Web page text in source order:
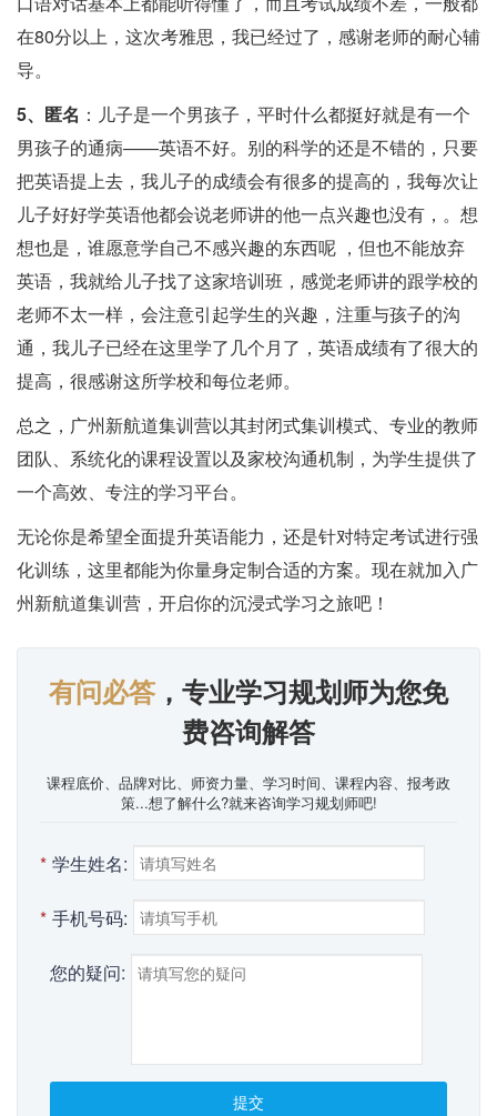
在80分以上，这次考雅思，我已经过了，感谢老师的耐心辅
导。
5、匿名 ：儿子是一个男孩子，平时什么都挺好就是有一个
男孩子的通病——英语不好。别的科学的还是不错的，只要
把英语提上去，我儿子的成绩会有很多的提高的，我每次让
儿子好好学英语他都会说老师讲的他一点兴趣也没有，。想
想也是，谁愿意学自己不感兴趣的东西呢 ，但也不能放弃
英语，我就给儿子找了这家培训班，感觉老师讲的跟学校的
老师不太一样，会注意引起学生的兴趣，注重与孩子的沟
通，我儿子已经在这里学了几个月了，英语成绩有了很大的
提高，很感谢这所学校和每位老师。
总之，广州新航道集训营以其封闭式集训模式、专业的教师
团队、系统化的课程设置以及家校沟通机制，为学生提供了
一个高效、专注的学习平台。
无论你是希望全面提升英语能力，还是针对特定考试进行强
化训练，这里都能为你量身定制合适的方案。现在就加入广
州新航道集训营，开启你的沉浸式学习之旅吧！
有问必答，专业学习规划师为您免
费咨询解答
课程底价、品牌对比、师资力量、学习时间、课程内容、报考政
策...想了解什么?就来咨询学习规划师吧!
* 学生姓名:
* 手机号码:
您的疑问:
提交